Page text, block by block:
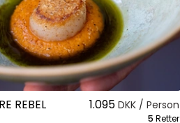
REBEL 1.095 DKK / Person
5 Retter